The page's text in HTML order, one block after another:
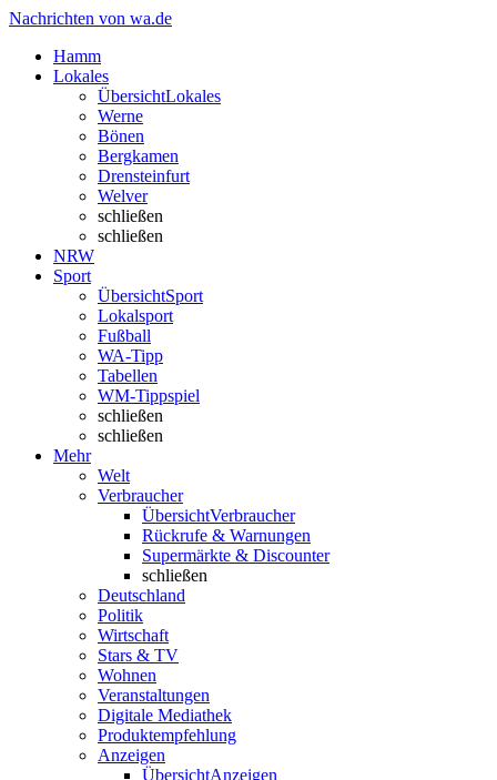
Nachrichten von wa.de
Hamm
Lokales
ÜbersichtLokales
Werne
Bönen
Bergkamen
Drensteinfurt
Welver
schließen
schließen
NRW
Sport
ÜbersichtSport
Lokalsport
Fußball
WA-Tipp
Tabellen
WM-Tippspiel
schließen
schließen
Mehr
Welt
Verbraucher
ÜbersichtVerbraucher
Rückrufe & Warnungen
Supermärkte & Discounter
schließen
Deutschland
Politik
Wirtschaft
Stars & TV
Wohnen
Veranstaltungen
Digitale Mediathek
Produktempfehlung
Anzeigen
ÜbersichtAnzeigen